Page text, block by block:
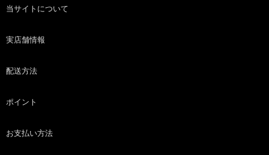
当サイトについて
実店舗情報
配送方法
ポイント
お支払い方法